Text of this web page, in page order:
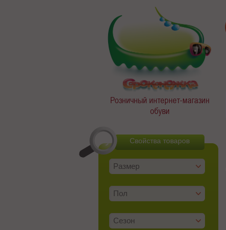
Розничный интернет-магазин
обуви
Размер
Пол
Сезон
Свойства товаров